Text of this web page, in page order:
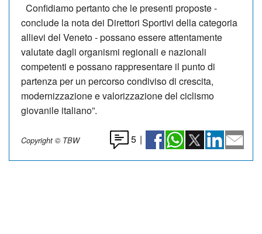
Confidiamo pertanto che le presenti proposte -
conclude la nota dei Direttori Sportivi della categoria
allievi del Veneto - possano essere attentamente
valutate dagli organismi regionali e nazionali
competenti e possano rappresentare il punto di
partenza per un percorso condiviso di crescita,
modernizzazione e valorizzazione del ciclismo
giovanile italiano”.
Copyright © TBW 5 |